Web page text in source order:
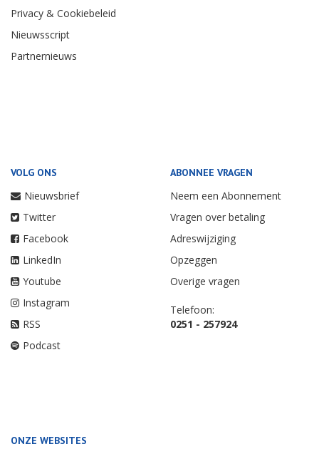
Privacy & Cookiebeleid
Nieuwsscript
Partnernieuws
VOLG ONS
Nieuwsbrief
Twitter
Facebook
LinkedIn
Youtube
Instagram
RSS
Podcast
ABONNEE VRAGEN
Neem een Abonnement
Vragen over betaling
Adreswijziging
Opzeggen
Overige vragen
Telefoon:
0251 - 257924
ONZE WEBSITES